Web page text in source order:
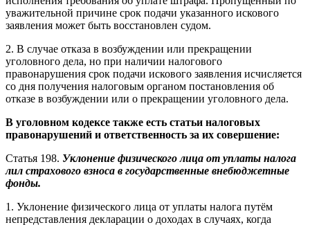
уважительной причине срок подачи указанного искового
заявления может быть восстановлен судом.
2. В случае отказа в возбуждении или прекращении
уголовного дела, но при наличии налогового
правонарушения срок подачи искового заявления исчисляется
со дня получения налоговым органом постановления об
отказе в возбуждении или о прекращении уголовного дела.
В уголовном кодексе также есть статьи налоговых
правонарушений и ответственность за их совершение:
Статья 198. Уклонение физического лица от уплаты налога
лил страхового взноса в государственные внебюджетные
фонды.
1. Уклонение физического лица от уплаты налога путём
непредставления декларации о доходах в случаях, когда